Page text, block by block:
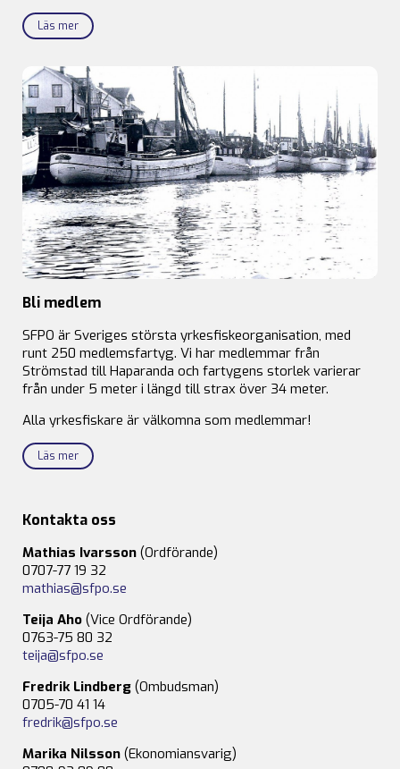
Läs mer
Bli medlem
SFPO är Sveriges största yrkesfiskeorganisation, med
runt 250 medlemsfartyg. Vi har medlemmar från
Strömstad till Haparanda och fartygens storlek varierar
från under 5 meter i längd till strax över 34 meter.
Alla yrkesfiskare är välkomna som medlemmar!
Läs mer
Kontakta oss
Mathias Ivarsson (Ordförande)
0707-77 19 32
mathias@sfpo.se
Teija Aho (Vice Ordförande)
0763-75 80 32
teija@sfpo.se
Fredrik Lindberg (Ombudsman)
0705-70 41 14
fredrik@sfpo.se
Marika Nilsson (Ekonomiansvarig)